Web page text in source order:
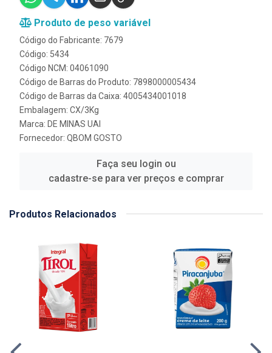
Produto de peso variável
Código do Fabricante: 7679
Código: 5434
Código NCM: 04061090
Código de Barras do Produto: 7898000005434
Código de Barras da Caixa: 4005434001018
Embalagem: CX/3Kg
Marca: DE MINAS UAI
Fornecedor: QBOM GOSTO
Faça seu login ou
cadastre-se para ver preços e comprar
Produtos Relacionados